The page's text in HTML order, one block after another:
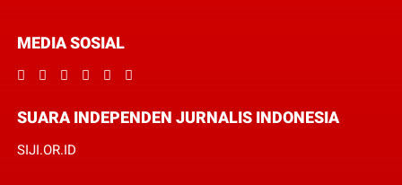
MEDIA SOSIAL
SUARA INDEPENDEN JURNALIS INDONESIA
SIJI.OR.ID